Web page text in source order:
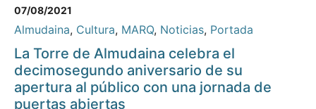
07/08/2021
Almudaina, Cultura, MARQ, Noticias, Portada
La Torre de Almudaina celebra el
decimosegundo aniversario de su
apertura al público con una jornada de
puertas abiertas